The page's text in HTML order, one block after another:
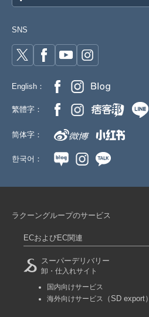
SNS
English：
繁體字：
简体字：
한국어：
ラクーングループのサービス
ECおよびEC関連
スーパーデリバリー
卸・仕入れサイト
国内向けサービス
海外向けサービス
（SD export）